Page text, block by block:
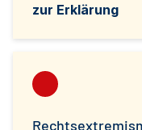
zur Erklärung